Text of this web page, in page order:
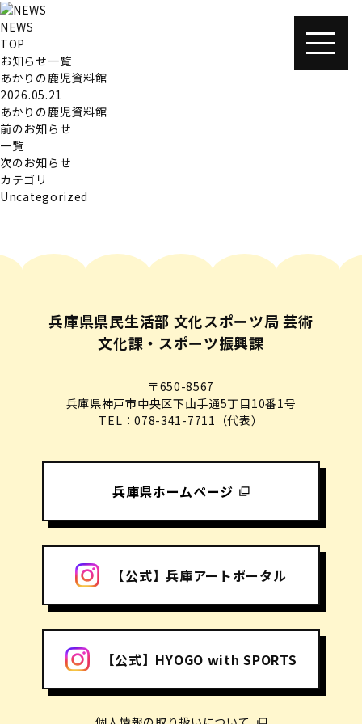
NEWS
TOP
お知らせ一覧
あかりの鹿児資料館
2026.05.21
あかりの鹿児資料館
前のお知らせ
一覧
次のお知らせ
カテゴリ
Uncategorized
兵庫県県民生活部 文化スポーツ局 芸術
文化課・スポーツ振興課
〒650-8567
兵庫県神戸市中央区下山手通5丁目10番1号
TEL：078-341-7711（代表）
兵庫県ホームページ
【公式】兵庫アートポータル
【公式】HYOGO with SPORTS